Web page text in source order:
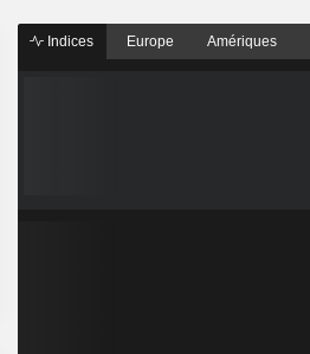
Indices Europe Amériques